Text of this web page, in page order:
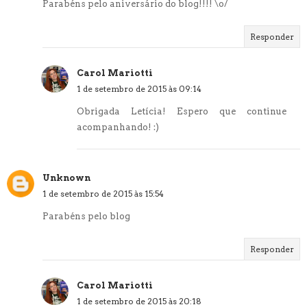
Parabéns pelo aniversário do blog!!!! \o/
Responder
Carol Mariotti
1 de setembro de 2015 às 09:14
Obrigada Letícia! Espero que continue
acompanhando! :)
Unknown
1 de setembro de 2015 às 15:54
Parabéns pelo blog
Responder
Carol Mariotti
1 de setembro de 2015 às 20:18